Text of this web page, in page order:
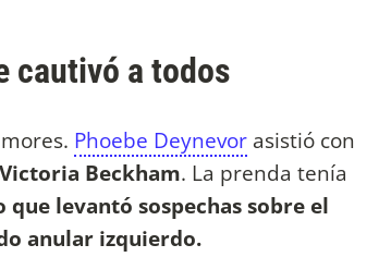
cautivó a todos
Phoebe Deynevor asistió con
Victoria Beckham. La prenda tenía
que levantó sospechas sobre el
anular izquierdo.